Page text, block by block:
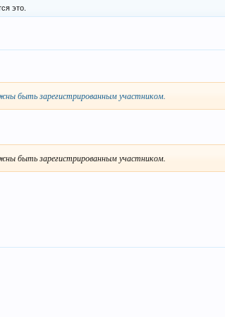
это.
быть зарегистрированным участником.
быть зарегистрированным участником.